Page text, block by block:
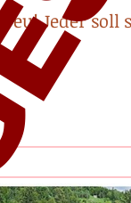
Jeder